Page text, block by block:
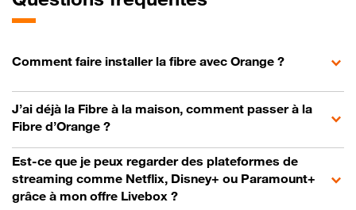
Comment faire installer la fibre avec Orange ?
J’ai déjà la Fibre à la maison, comment passer à la
Fibre d’Orange ?
Est-ce que je peux regarder des plateformes de
streaming comme Netflix, Disney+ ou Paramount+
grâce à mon offre Livebox ?